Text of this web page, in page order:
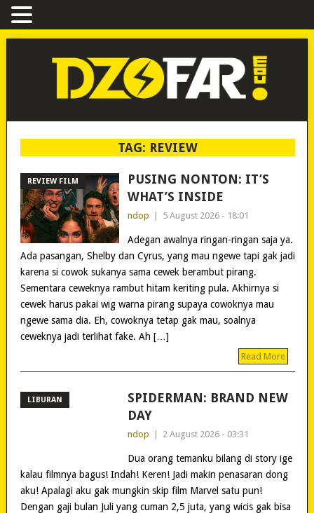
TAG: REVIEW
REVIEW FILM
PUSING NONTON: IT’S
WHAT’S INSIDE
ndop 5 August 2026 - 18:01
Adegan awalnya ringan-ringan saja ya.
Ada pasangan, Shelby dan Cyrus, yang mau ngewe tapi gak jadi
karena si cowok sukanya sama cewek berambut pirang.
Sementara ceweknya rambut hitam keriting pula. Akhirnya si
cewek harus pakai wig warna pirang supaya cowoknya mau
ngewe sama dia. Eh, cowoknya tetap gak mau, soalnya
ceweknya jadi terlihat fake. Ah […]
Read More
LIBURAN
SPIDERMAN: BRAND NEW
DAY
ndop 2 August 2026 - 03:31
Dua orang temanku bilang di story ige
kalau filmnya bagus! Indah! Keren! Jadi makin penasaran dong
aku! Apalagi aku gak mungkin skip film Marvel satu pun!
Dengan gaji bulan Juli yang cuman 2,5 juta, yang wicis gak bisa